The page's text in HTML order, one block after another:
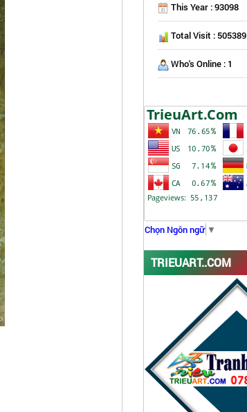
This Year : 93098
Total Visit : 505389
Who's Online : 1
Chọn Ngôn ngữ ▼
TRIEUART..COM